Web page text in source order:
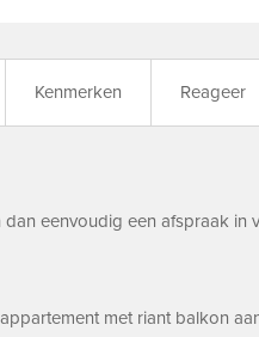
Kenmerken Reageer
eenvoudig een afspraak
met riant balkon